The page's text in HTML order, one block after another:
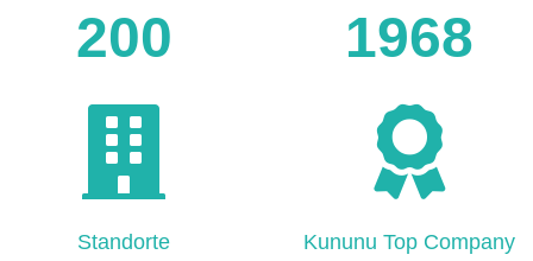
200 1968
Standorte Kununu Top Company